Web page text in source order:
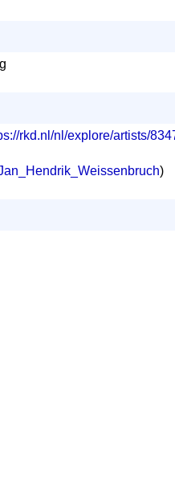
rkd.nl/nl/explore/artists/
)